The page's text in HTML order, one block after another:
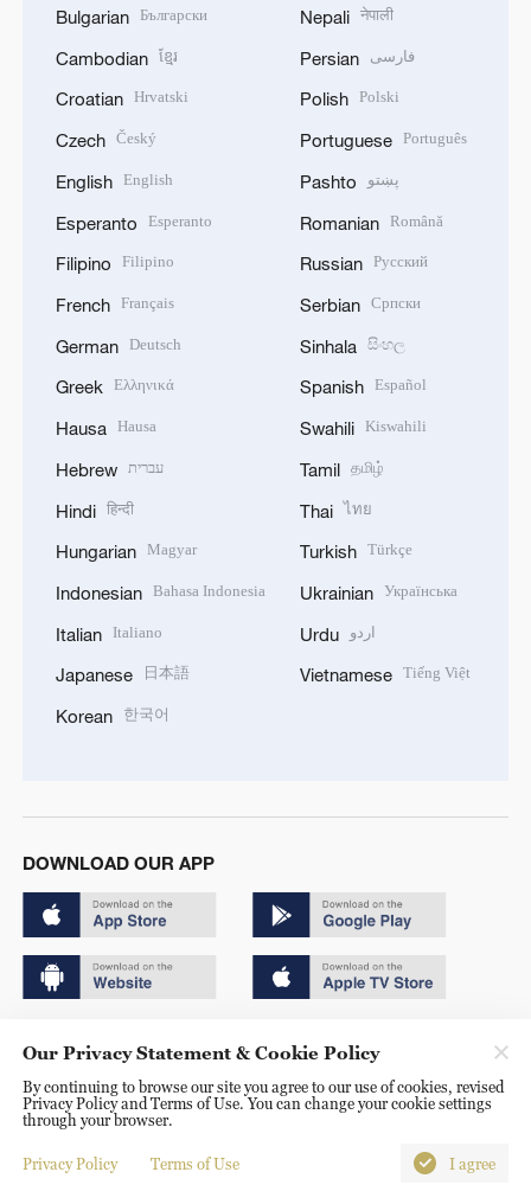
Bulgarian Български
Cambodian ខ្មែរ
Croatian Hrvatski
Czech Český
English English
Esperanto Esperanto
Filipino Filipino
French Français
German Deutsch
Greek Ελληνικά
Hausa Hausa
Hebrew עברית
Hindi हिन्दी
Hungarian Magyar
Indonesian Bahasa Indonesia
Italian Italiano
Japanese 日本語
Korean 한국어
Nepali नेपाली
Persian فارسی
Polish Polski
Portuguese Português
Pashto پښتو
Romanian Română
Russian Русский
Serbian Српски
Sinhala සිංහල
Spanish Español
Swahili Kiswahili
Tamil தமிழ்
Thai ไทย
Turkish Türkçe
Ukrainian Українська
Urdu اردو
Vietnamese Tiếng Việt
DOWNLOAD OUR APP
京ICP备20000184号
京公网安备 11010502050052号
Disinformation report hotline: 010-85061466
Our Privacy Statement & Cookie Policy
By continuing to browse our site you agree to our use of cookies, revised
Privacy Policy and Terms of Use. You can change your cookie settings
through your browser.
Privacy Policy Terms of Use I agree